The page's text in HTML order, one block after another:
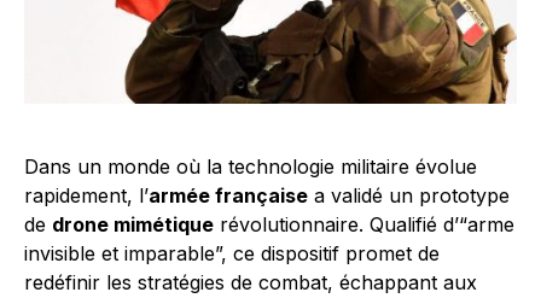
Dans un monde où la technologie militaire évolue
rapidement, l’armée française a validé un prototype
de drone mimétique révolutionnaire. Qualifié d’“arme
invisible et imparable”, ce dispositif promet de
redéfinir les stratégies de combat, échappant aux